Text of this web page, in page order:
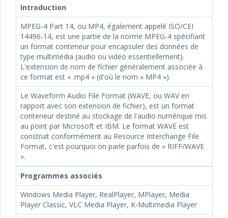
Introduction
MPEG-4 Part 14, ou MP4, également appelé ISO/CEI
14496-14, est une partie de la norme MPEG-4 spécifiant
un format conteneur pour encapsuler des données de
type multimédia (audio ou vidéo essentiellement).
L'extension de nom de fichier généralement associée à
ce format est « .mp4 » (d'où le nom « MP4 »).
Le Waveform Audio File Format (WAVE, ou WAV en
rapport avec son extension de fichier), est un format
conteneur destiné au stockage de l'audio numérique mis
au point par Microsoft et IBM. Le format WAVE est
construit conformément au Resource Interchange File
Format, c'est pourquoi on parle parfois de « RIFF/WAVE
».
Programmes associés
Windows Media Player, RealPlayer, MPlayer, Media
Player Classic, VLC Media Player, K-Multimedia Player